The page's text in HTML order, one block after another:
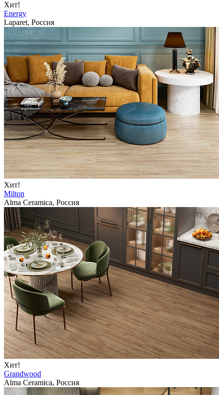
Хит!
Energy
Laparet, Россия
Хит!
Milton
Alma Ceramica, Россия
Хит!
Grandwood
Alma Ceramica, Россия